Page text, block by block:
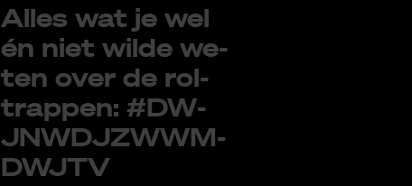
Al­les wat je wel
én niet wil­de we­
ten over de rol­
trap­pen: #DW­
JN­W­D­J­­­ZWW­M­
DW­JTV